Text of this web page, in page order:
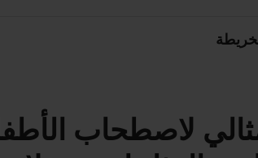
لاصطحاب